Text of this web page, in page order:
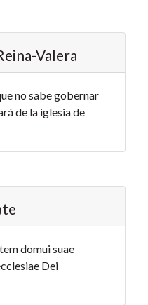
Valera
no sabe gobernar
de la iglesia de
domui suae
Dei